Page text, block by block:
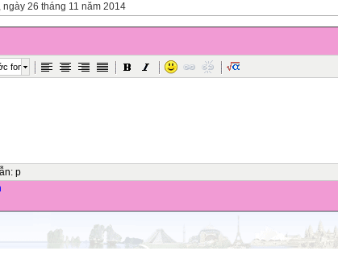
ngày 26 tháng 11 năm 2014
1: Quan sát lược đồ, đọc sách giáo khoa tìm hiểu:
của địch?
Biên giới Thu - Đông 1950
giáo khoa, quan sát lược đồ hình 5 .
bày diễn biến của chiến dịch Biên giới Thu-Đông 1950?
trình bày kết quả của chiến dịch Biên giới Thu-Đông 1950?
biến, kết quả của chiến dịch
font
: p